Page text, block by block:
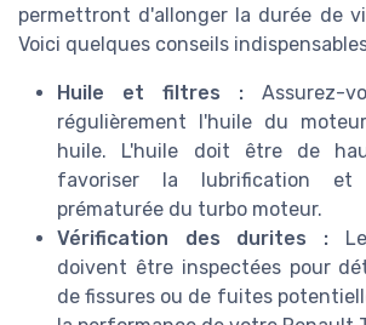
permettront d'allonger la durée de
Voici quelques conseils
Huile et filtres : Assurez-
régulièrement l'huile du
huile. L'huile doit être de
favoriser la lubrification et
prématurée du turbo moteur.
Vérification des durites :
doivent être inspectées pour
de fissures ou de fuites